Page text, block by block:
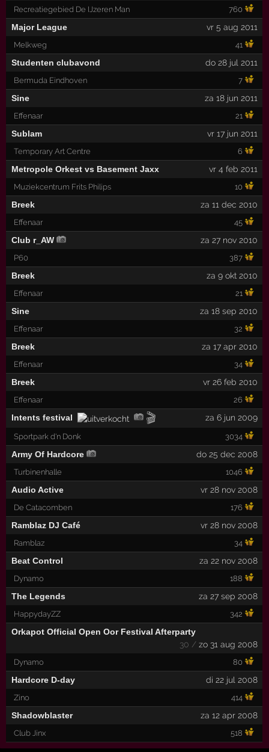
Recreatiegebied De IJzeren Man 760
Major League vr 5 aug 2011
Melkweg 41
Studenten clubavond do 28 jul 2011
Bermuda Eindhoven 7
Sine za 18 jun 2011
Effenaar 21
Sublam vr 17 jun 2011
Temporary Art Centre 6
Metropole Orkest vs Basement Jaxx vr 4 feb 2011
Muziekcentrum Frits Philips 10
Breek za 11 dec 2010
Effenaar 45
Club r_AW za 27 nov 2010
P60 387
Breek za 9 okt 2010
Effenaar 21
Sine za 18 sep 2010
Effenaar 32
Breek za 17 apr 2010
Effenaar 34
Breek vr 26 feb 2010
Effenaar 26
Intents festival 🎬 za 6 jun 2009
Sportpark d'n Donk 3034
Army Of Hardcore do 25 dec 2008
Turbinenhalle 1046
Audio Active vr 28 nov 2008
De Catacomben 176
Ramblaz DJ Café vr 28 nov 2008
Ramblaz 34
Beat Control za 22 nov 2008
Dynamo 188
The Legends za 27 sep 2008
HappydayZZ 342
Orkapot Official Open Oor Festival Afterparty
30 /zo 31 aug 2008
Dynamo 80
Hardcore D-day di 22 jul 2008
Zino 414
Shadowblaster za 12 apr 2008
Club Jinx 518